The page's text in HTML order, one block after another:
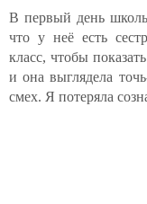
В первый день
что у неё есть
класс, чтобы
и она выглядела
смех. Я потеряла